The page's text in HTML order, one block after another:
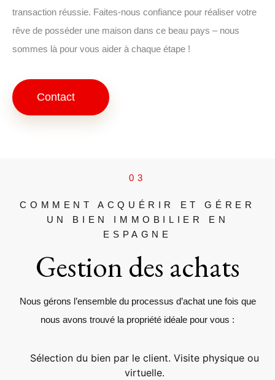
transaction réussie. Faites-nous confiance pour réaliser votre
rêve de posséder une maison dans ce beau pays – nous
sommes là pour vous aider à chaque étape !
Contact
03
COMMENT ACQUÉRIR ET GÉRER
UN BIEN IMMOBILIER EN
ESPAGNE
Gestion des achats
Nous gérons l’ensemble du processus d’achat une fois que
nous avons trouvé la propriété idéale pour vous :
Sélection du bien par le client. Visite physique ou
virtuelle.